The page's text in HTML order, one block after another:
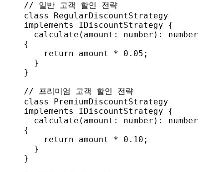
// 일반 고객 할인 전략
class
RegularDiscountStrategy
implements
IDiscountStrategy {
  calculate
( amount : number ): number
{
    return
amount * 0.05 ;
  }
}
// 프리미엄 고객 할인 전략
class
PremiumDiscountStrategy
implements
IDiscountStrategy {
  calculate
( amount : number ): number
{
    return
amount * 0.10 ;
  }
}